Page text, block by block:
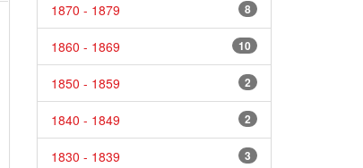
8
1870 - 1879
10
1860 - 1869
2
1850 - 1859
2
1840 - 1849
3
1830 - 1839